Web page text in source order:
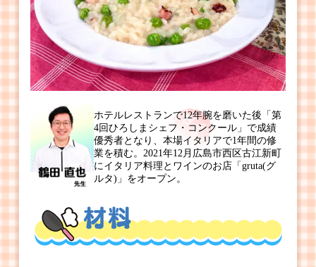
ホテルレストランで12年腕を磨いた後「第
4回ひろしまシェフ・コンクール」で成績
優秀者となり、本場イタリアで1年間の修
業を積む。2021年12月広島市西区古江新町
にイタリア料理とワインのお店「gruta(グ
ルタ)」をオープン。